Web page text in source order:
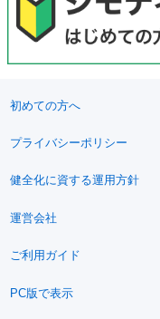
初めての方へ
プライバシーポリシー
健全化に資する運用方針
運営会社
ご利用ガイド
PC版で表示